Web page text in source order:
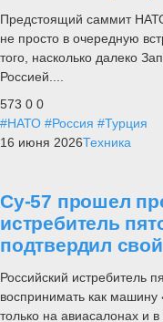
Предстоящий саммит
не просто в очередную
того, насколько далеко
Россией....
573 0 0
#НАТО #Россия #Турция
16 июня 2026Техника
Су-57 прошел
истребитель
подтвердил
Российский истребитель
воспринимать как машину
только на авиасалонах и